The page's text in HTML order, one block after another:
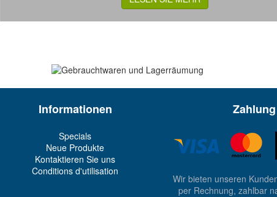
Informationen
Specials
Neue Produkte
Kontaktieren Sie uns
Conditions d'utilisation
Zahlung
Wir bieten unseren
per Rechnung, zahlbar